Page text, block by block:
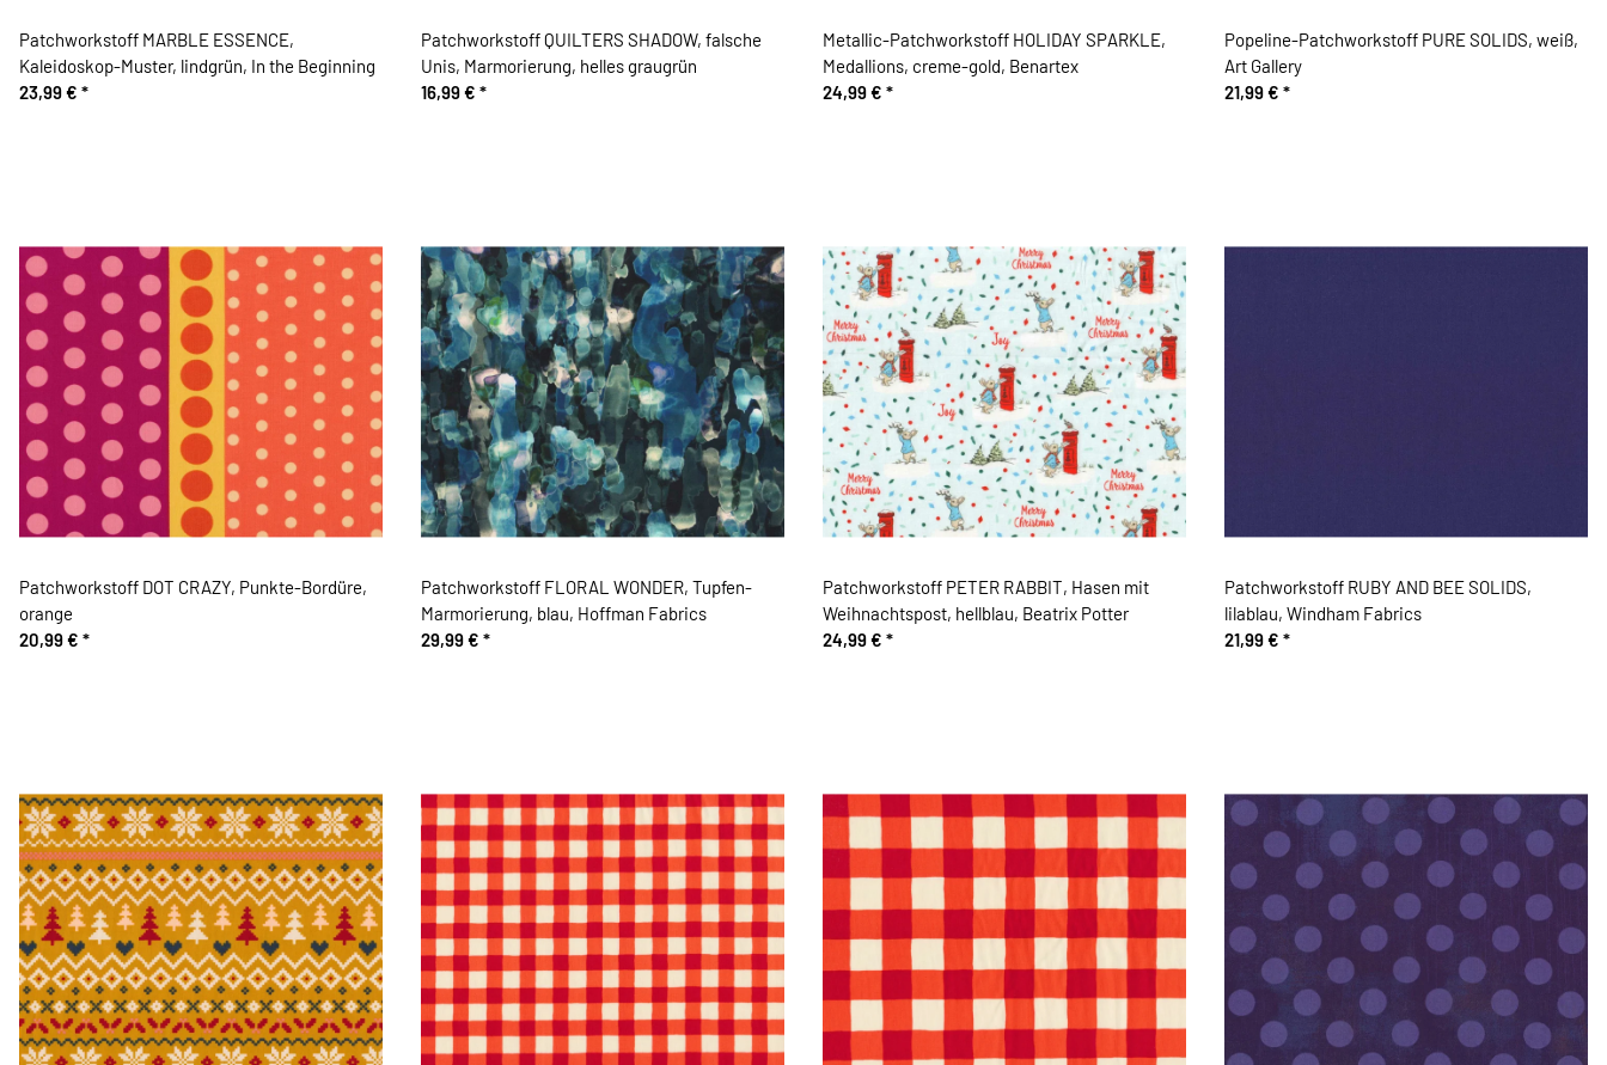
Patchworkstoff MARBLE ESSENCE,
Kaleidoskop-Muster, lindgrün, In the Beginning
23,99 € *
Patchworkstoff QUILTERS SHADOW, falsche
Unis, Marmorierung, helles graugrün
16,99 € *
Metallic-Patchworkstoff HOLIDAY SPARKLE,
Medallions, creme-gold, Benartex
24,99 € *
Popeline-Patchworkstoff PURE SOLIDS, weiß,
Art Gallery
21,99 € *
Patchworkstoff DOT CRAZY, Punkte-Bordüre,
orange
20,99 € *
Patchworkstoff FLORAL WONDER, Tupfen-
Marmorierung, blau, Hoffman Fabrics
29,99 € *
Patchworkstoff PETER RABBIT, Hasen mit
Weihnachtspost, hellblau, Beatrix Potter
24,99 € *
Patchworkstoff RUBY AND BEE SOLIDS,
lilablau, Windham Fabrics
21,99 € *